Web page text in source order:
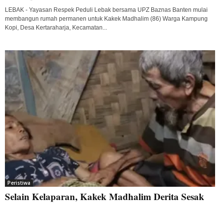
LEBAK - Yayasan Respek Peduli Lebak bersama UPZ Baznas Banten mulai
membangun rumah permanen untuk Kakek Madhalim (86) Warga Kampung
Kopi, Desa Kertaraharja, Kecamatan...
Peristiwa
Selain Kelaparan, Kakek Madhalim Derita Sesak